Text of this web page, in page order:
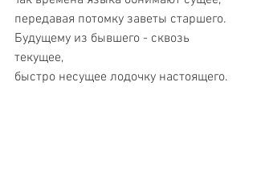
передавая потомку заветы старшего.
Будущему из бывшего - сквозь
текущее,
быстро несущее лодочку настоящего.